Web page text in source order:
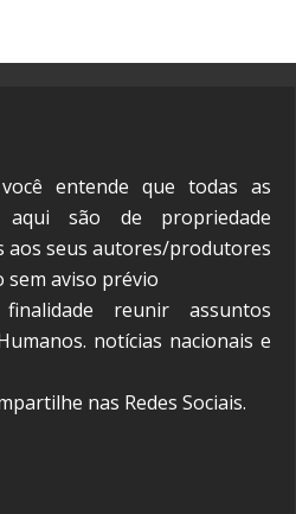
entende que todas as
aqui são de propriedade
aos seus autores/produtores
sem aviso prévio
reunir assuntos
notícias nacionais e
nas Redes Sociais.